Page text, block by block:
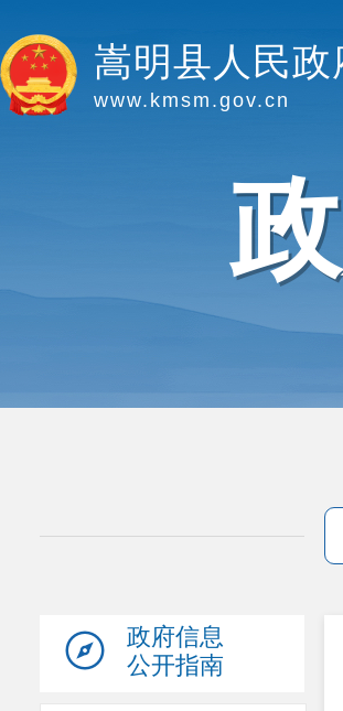
嵩明县人民政
www.kmsm.gov.cn
政府信息
公开指南